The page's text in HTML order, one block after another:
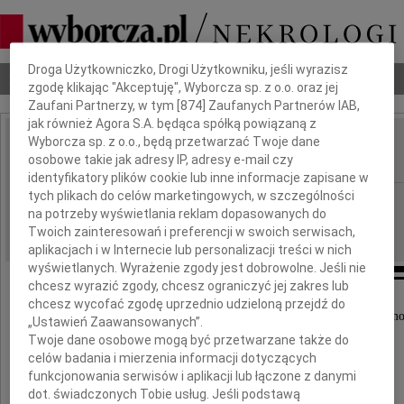
Nekrologi Odeszli Poradnik pogrzebowy
IMIĘ I NAZWISKO: Robert Maciejewski
REGION: Poznań
DATA EMISJI: 02.03.2012
Z wielkim smutkiem i żalem przyjęliśmy
o śmierci naszego Pracownika i Kolegi
Dbamy o Twoją prywatność
Droga Użytkowniczko, Drogi Użytkowniku, jeśli wyrazisz
zgodę klikając "Akceptuję", Wyborcza sp. z o.o. oraz jej
Zaufani Partnerzy, w tym [874 ] Zaufanych Partnerów IAB,
jak również Agora S.A. będąca spółką powiązaną z
Wyborcza sp. z o.o., będą przetwarzać Twoje dane
osobowe takie jak adresy IP, adresy e-mail czy
identyfikatory plików cookie lub inne informacje zapisane w
tych plikach do celów marketingowych, w szczególności
na potrzeby wyświetlania reklam dopasowanych do
Twoich zainteresowań i preferencji w swoich serwisach,
aplikacjach i w Internecie lub personalizacji treści w nich
wyświetlanych. Wyrażenie zgody jest dobrowolne. Jeśli nie
chcesz wyrazić zgody, chcesz ograniczyć jej zakres lub
chcesz wycofać zgodę uprzednio udzieloną przejdź do
„Ustawień Zaawansowanych”.
Twoje dane osobowe mogą być przetwarzane także do
celów badania i mierzenia informacji dotyczących
funkcjonowania serwisów i aplikacji lub łączone z danymi
dot. świadczonych Tobie usług. Jeśli podstawą